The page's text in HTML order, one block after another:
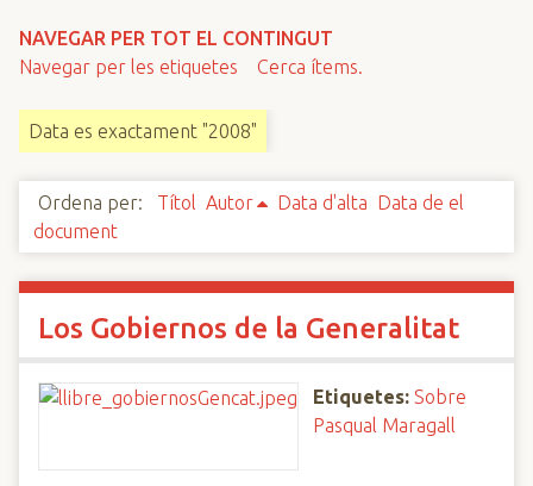
NAVEGAR PER TOT EL CONTINGUT
Navegar per les etiquetes
Cerca ítems.
Data es exactament "2008"
Ordena per: Títol Autor Data d'alta Data de el
document
Los Gobiernos de la Generalitat
Etiquetes: Sobre
Pasqual Maragall